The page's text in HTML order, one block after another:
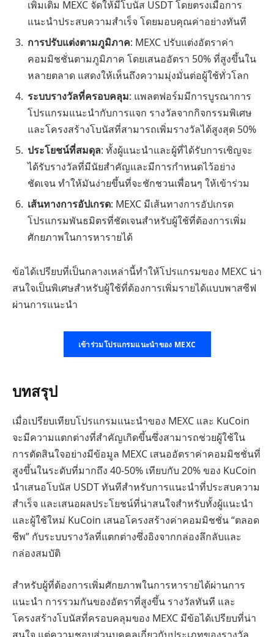
เพิ่มเติม MEXC จัดให้มีโบนัส USDT โดยตรงเมื่อการ
แนะนำประสบความสำเร็จ โดยมอบคุณค่าอย่างทันที
การปรับแต่งตามภูมิภาค: MEXC ปรับแต่งอัตราค่า
คอมมิชชั่นตามภูมิภาค โดยเสนออัตรา 50% ที่สูงขึ้นใน
หลายตลาด แสดงให้เห็นถึงความมุ่งมั่นต่อผู้ใช้ทั่วโลก
ระบบรางวัลที่ครอบคลุม: แพลตฟอร์มมีการบูรณาการ
โปรแกรมแนะนำกับการแจก รางวัลจากกิจกรรมพิเศษ
และโครงสร้างโบนัสที่สามารถเพิ่มรางวัลได้สูงสุด 50%
ประโยชน์ที่สมดุล: ทั้งผู้แนะนำและผู้ที่ได้รับการเชิญจะ
ได้รับรางวัลที่มีนัยสำคัญและมีการกำหนดไว้อย่าง
ชัดเจน ทำให้มันง่ายขึ้นที่จะชักชวนเพื่อนๆ ให้เข้าร่วม
เส้นทางการอัปเกรด: MEXC มีเส้นทางการอัปเกรด
โปรแกรมพันธมิตรที่ชัดเจนสำหรับผู้ใช้ที่ต้องการเพิ่ม
ศักยภาพในการหารายได้
ข้อได้เปรียบที่เป็นกลางเหล่านี้ทำให้โปรแกรมของ MEXC น่า
สนใจเป็นพิเศษสำหรับผู้ใช้ที่ต้องการเพิ่มรายได้แบบพาสซีฟ
ผ่านการแนะนำ
เข้าร่วมโปรแกรมแนะนำของ MEXC
บทสรุป
เมื่อเปรียบเทียบโปรแกรมแนะนำของ MEXC และ KuCoin
จะมีความแตกต่างที่สำคัญเกิดขึ้นซึ่งสามารถช่วยผู้ใช้ใน
การตัดสินใจอย่างมีข้อมูล MEXC เสนออัตราค่าคอมมิชชั่นที่
สูงขึ้นในระดับที่มากถึง 40-50% เทียบกับ 20% ของ KuCoin
นำเสนอโบนัส USDT ทันทีสำหรับการแนะนำที่ประสบความ
สำเร็จ และเสนอผลประโยชน์ที่น่าสนใจสำหรับทั้งผู้แนะนำ
และผู้ใช้ใหม่ KuCoin เสนอโครงสร้างค่าคอมมิชชั่น “ตลอด
ชีพ” กับระบบรางวัลที่แตกต่างซึ่งอิงจากกล่องลึกลับและ
กล่องสมบัติ
สำหรับผู้ที่ต้องการเพิ่มศักยภาพในการหารายได้ผ่านการ
แนะนำ การรวมกันของอัตราที่สูงขึ้น รางวัลทันที และ
โครงสร้างโบนัสที่ครอบคลุมของ MEXC มีข้อได้เปรียบที่น่า